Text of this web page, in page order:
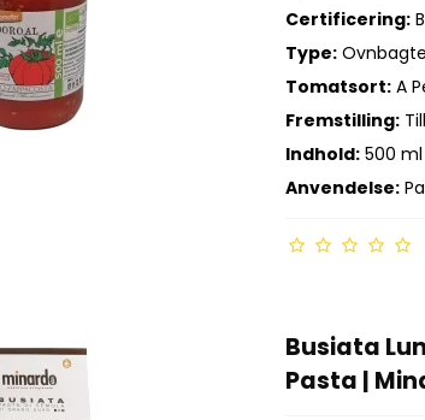
Certificering:
Type:
Tomatsort: A
Fremstilling:
Indhold: 500 ml
Anvendelse:
Busiata
Pasta |